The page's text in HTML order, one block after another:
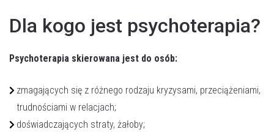
Dla kogo jest psychoterapia?
Psychoterapia skierowana jest do osób:
zmagających się z różnego rodzaju kryzysami, przeciążeniami,
trudnościami w relacjach;
doświadczających straty, żałoby;